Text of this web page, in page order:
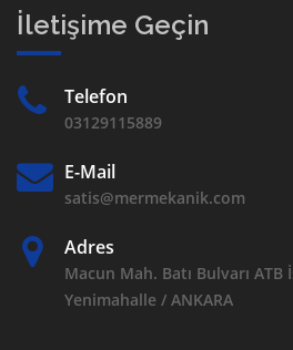
İletişime Geçin
Telefon
03129115889
E-Mail
satis@mermekanik.com
Adres
Macun Mah. Batı Bulvarı
Yenimahalle / ANKARA